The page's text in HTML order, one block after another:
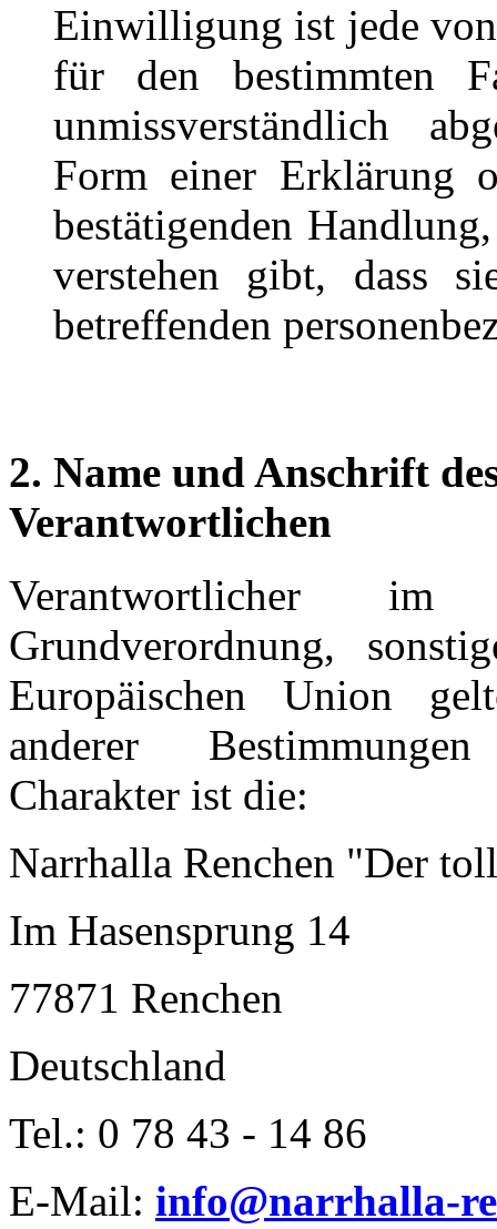
Einwilligung ist jede
für den bestimmten
unmissverständlich
Form einer Erklärung
bestätigenden
verstehen gibt, dass
betreffenden
2. Name und Anschrift
Verantwortlichen
Verantwortlicher
Grundverordnung,
Europäischen Union
anderer
Charakter ist die:
Narrhalla Renchen "Der
Im Hasensprung 14
77871 Renchen
Deutschland
Tel.: 0 78 43 - 14 86
E-Mail: info@narrhalla-